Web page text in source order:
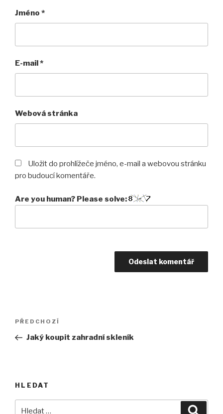
Jméno *
E-mail *
Webová stránka
Uložit do prohlížeče jméno, e-mail a webovou stránku
pro budoucí komentáře.
Are you human? Please solve:
Navigace
příspěvek
Předchozí
příspěvek
PŘEDCHOZÍ
Jaký koupit zahradní skleník
HLEDAT